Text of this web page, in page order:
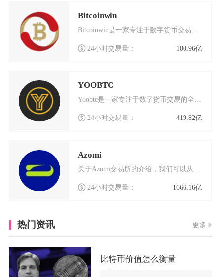
Bitcoinwin
Bitcoinwin是一家专注于数字货币交易的国际化交易平台，总部位于加拿大多伦多，同时在
24小时交易量： 100.96亿
YOOBTC
Yoobtc是一家专注于数字货币交易的全球化平台，致力于为用户提供安全、高效的交易体验。作
24小时交易量： 419.82亿
Azomi
关于Azomi交易所的介绍，我们可以从多个角度来了解这个数字货币交易平台的特点和优势。Az
24小时交易量： 1666.16亿
热门资讯 更多
比特币价值怎么衡量